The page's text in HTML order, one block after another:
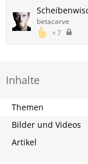
7
betacarve
Inhalte
Themen
Bilder und Videos
Artikel